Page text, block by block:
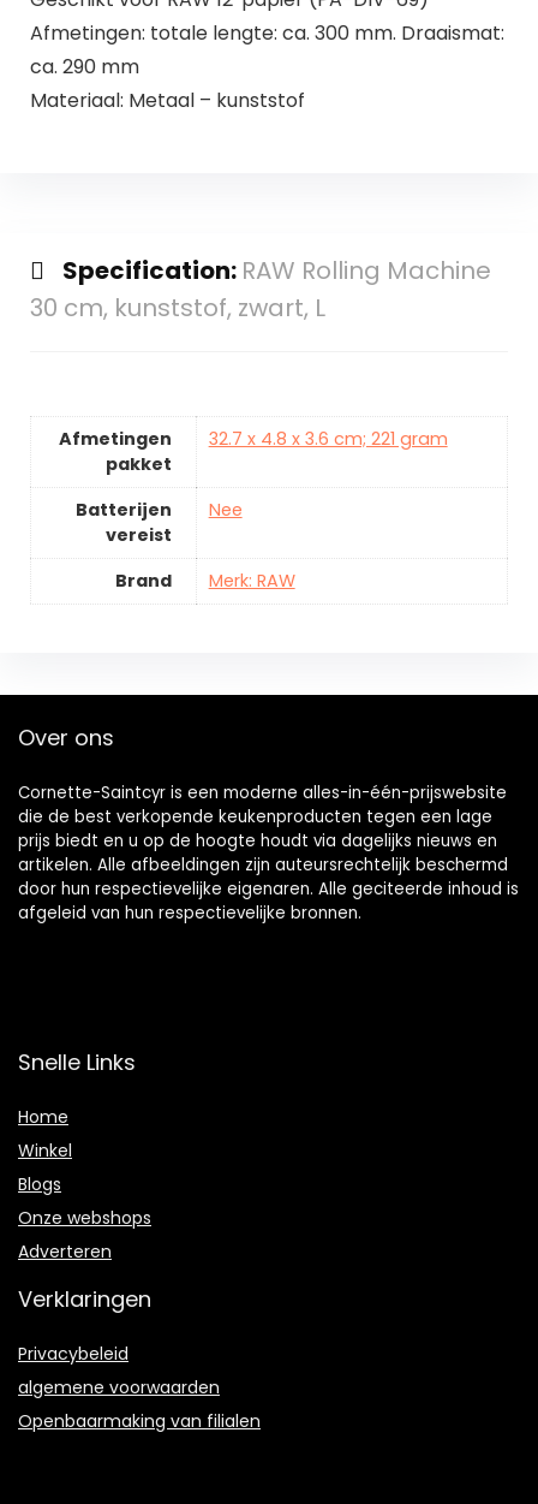
Afmetingen: totale lengte: ca. 300 mm. Draaismat:
ca. 290 mm
Materiaal: Metaal – kunststof
Specification: RAW Rolling Machine
30 cm, kunststof, zwart, L
Afmetingen
pakket
32.7 x 4.8 x 3.6 cm; 221 gram
Batterijen
vereist
Nee
Brand Merk: RAW
Over ons
Cornette-Saintcyr is een moderne alles-in-één-prijswebsite
die de best verkopende keukenproducten tegen een lage
prijs biedt en u op de hoogte houdt via dagelijks nieuws en
artikelen. Alle afbeeldingen zijn auteursrechtelijk beschermd
door hun respectievelijke eigenaren. Alle geciteerde inhoud is
afgeleid van hun respectievelijke bronnen.
Snelle Links
Home
Winkel
Blogs
Onze webshops
Adverteren
Verklaringen
Privacybeleid
algemene voorwaarden
Openbaarmaking van filialen